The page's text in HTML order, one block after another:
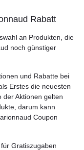
Rabatt
an Produkten, die
noch günstiger
und Rabatte bei
Erstes die neuesten
der Aktionen gelten
darum kann
Coupon
Gratiszugaben